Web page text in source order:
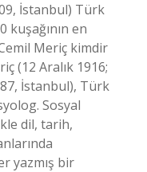
İstanbul) Türk
kuşağının en
Meriç kimdir
(12 Aralık 1916;
İstanbul), Türk
Sosyal
dil, tarih,
yazmış bir